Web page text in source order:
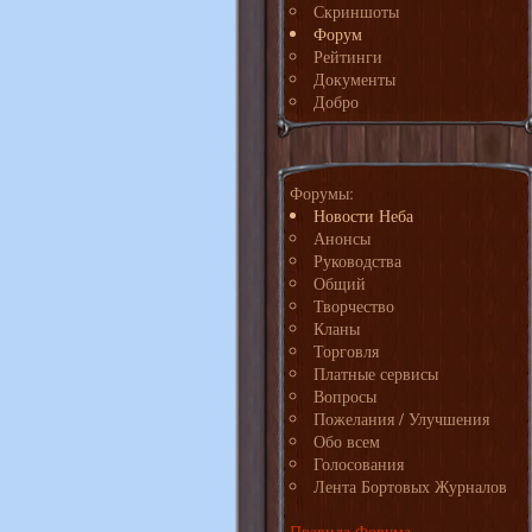
Скриншоты
Форум
Рейтинги
Документы
Добро
Форумы:
Новости Неба
Анонсы
Руководства
Общий
Творчество
Кланы
Торговля
Платные сервисы
Вопросы
Пожелания / Улучшения
Обо всем
Голосования
Лента Бортовых Журналов